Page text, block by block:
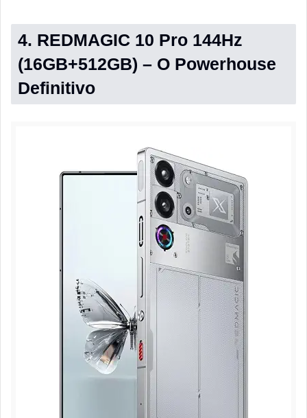
4. REDMAGIC 10 Pro 144Hz
(16GB+512GB) – O Powerhouse
Definitivo